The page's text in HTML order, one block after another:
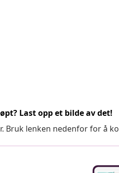
Last opp et bilde av det!
Bruk lenken nedenfor for å